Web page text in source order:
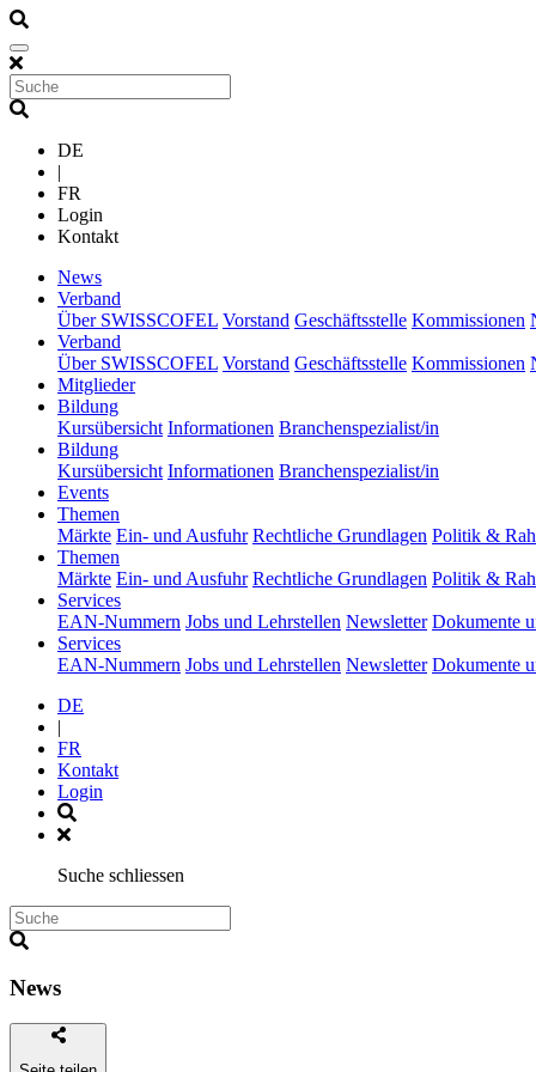
DE
|
FR
Login
Kontakt
News(current)
Verband
Über SWISSCOFEL Vorstand Geschäftsstelle Kommissionen
Verband
Über SWISSCOFEL Vorstand Geschäftsstelle Kommissionen
Mitglieder(current)
Bildung(current)
Kursübersicht Informationen Branchenspezialist/in
Bildung(current)
Kursübersicht Informationen Branchenspezialist/in
Events(current)
Themen
Märkte Ein- und Ausfuhr Rechtliche Grundlagen Politik &
Themen
Märkte Ein- und Ausfuhr Rechtliche Grundlagen Politik &
Services(current)
EAN-Nummern Jobs und Lehrstellen Newsletter Dokumente
Services(current)
EAN-Nummern Jobs und Lehrstellen Newsletter Dokumente
DE
|
FR
Kontakt
Login
Suche schliessen
News